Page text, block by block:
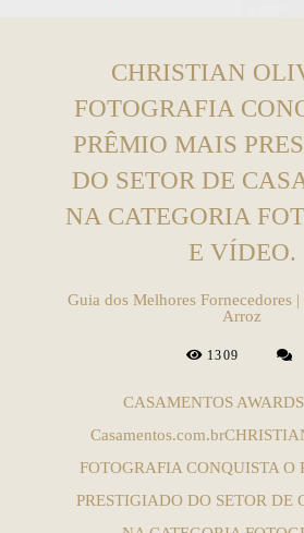
CHRISTIAN
FOTOGRAFIA
PRÊMIO MAIS
DO SETOR DE
NA CATEGORIA
E VÍDEO.
Guia dos Melhores Fornecedores
Arroz
1309
CASAMENTOS
FOTOGRAFIA CONQUISTA O
PRESTIGIADO DO SETOR DE